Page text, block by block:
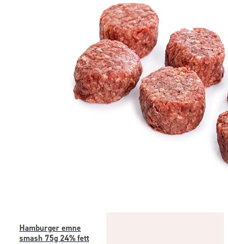
Hamburger emne
smash 75g 24% fett